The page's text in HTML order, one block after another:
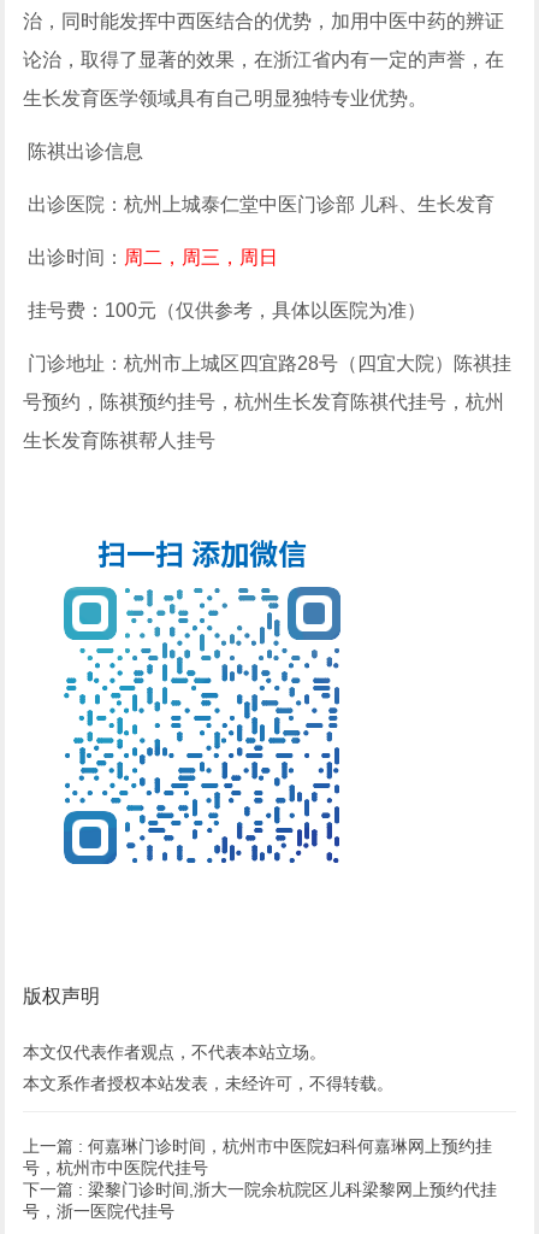
治，同时能发挥中西医结合的优势，加用中医中药的辨证
论治，取得了显著的效果，在浙江省内有一定的声誉，在
生长发育医学领域具有自己明显独特专业优势。
陈祺出诊信息
出诊医院：杭州上城泰仁堂中医门诊部 儿科、生长发育
出诊时间： 周二，周三，周日
挂号费： 100元（仅供参考，具体以医院为准）
门诊地址：杭州市上城区四宜路28号（四宜大院）陈祺挂
号预约，陈祺预约挂号，杭州生长发育陈祺代挂号，杭州
生长发育陈祺帮人挂号
版权声明
本文仅代表作者观点，不代表本站立场。
本文系作者授权本站发表，未经许可，不得转载。
上一篇 : 何嘉琳门诊时间，杭州市中医院妇科何嘉琳网上预约挂
号，杭州市中医院代挂号
下一篇 : 梁黎门诊时间,浙大一院余杭院区儿科梁黎网上预约代挂
号，浙一医院代挂号